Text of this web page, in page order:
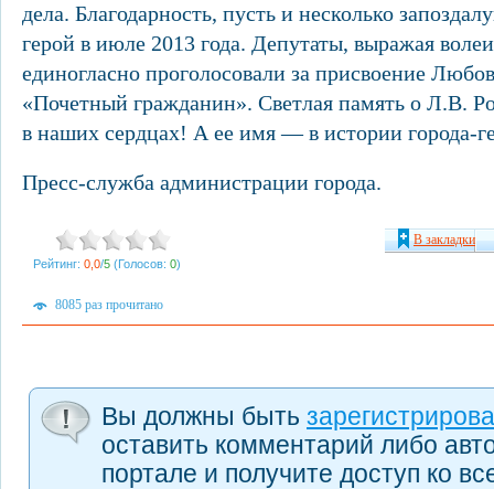
дела. Благодарность, пусть и несколько
герой в июле 2013 года. Депутаты, выражая
единогласно проголосовали за присвоение
«Почетный гражданин». Светлая память о Л.В.
в наших сердцах! А ее имя — в истории города-
Пресс-служба администрации города.
Рейтинг: 0,0/5 (Голосов: 0)
В закладки
8085 раз прочитано
Вы должны быть
оставить комментарий либо
портале и получите доступ ко